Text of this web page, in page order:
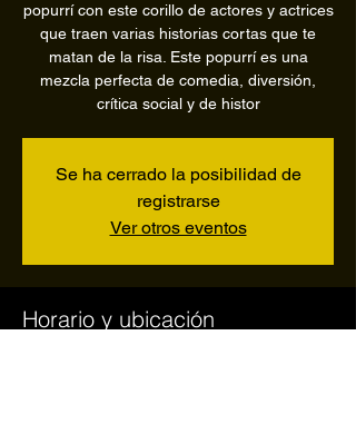
popurrí con este corillo de actores y actrices
que traen varias historias cortas que te
matan de la risa. Este popurrí es una
mezcla perfecta de comedia, diversión,
crítica social y de histor
Se ha cerrado la posibilidad de
registrarse
Ver otros eventos
Horario y ubicación